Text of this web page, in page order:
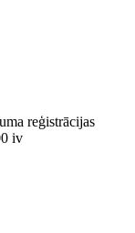
reģistrācijas
iv